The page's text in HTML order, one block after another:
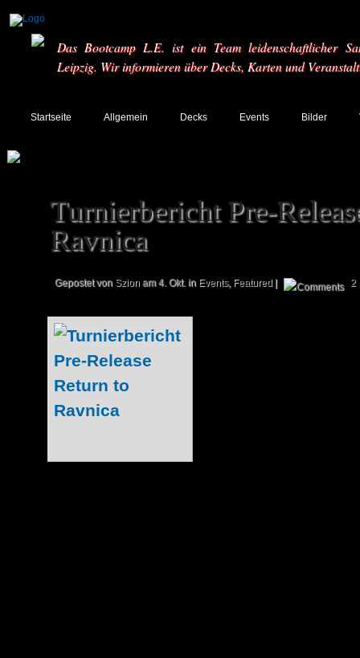
Das Bootcamp L.E. ist ein Team leidenschaftlicher
Leipzig. Wir informieren über Decks, Karten und
Startseite Allgemein Decks Events Bilder
Turnierbericht Pre-
Ravnica
Gepostet von Szionam 4. Okt. in Events, Featured| 2